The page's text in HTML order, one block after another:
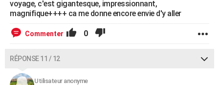
voyage, c'est gigantesque, impressionnant,
magnifique++++ ca me donne encore envie d'y aller
Commenter 0
RÉPONSE 11 / 12
Utilisateur anonyme